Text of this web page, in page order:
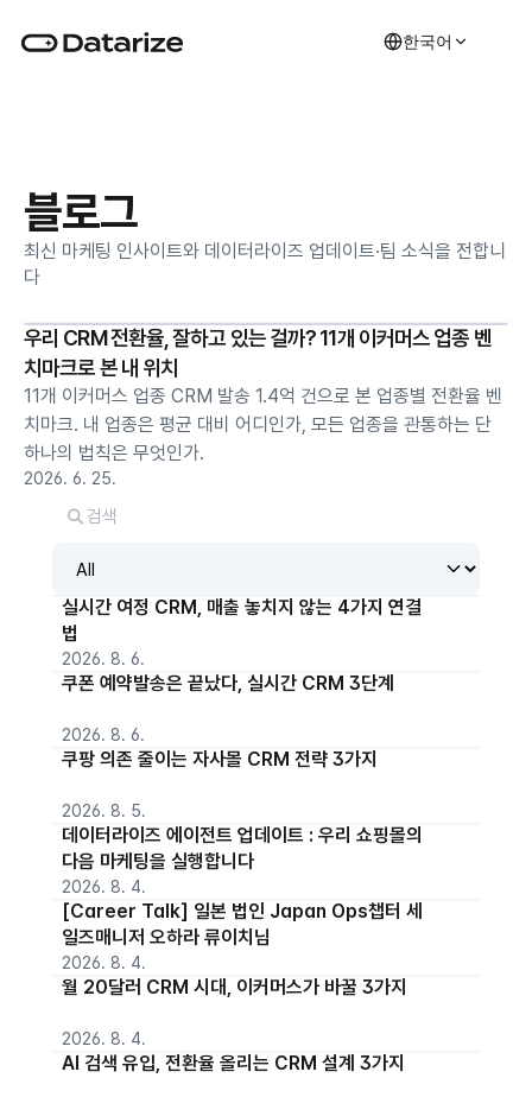
한국어
블로그
최신 마케팅 인사이트와 데이터라이즈 업데이트·팀 소식을 전합니
다
우리 CRM 전환율, 잘하고 있는 걸까? 11개 이커머스 업종 벤
치마크로 본 내 위치
11개 이커머스 업종 CRM 발송 1.4억 건으로 본 업종별 전환율 벤
치마크. 내 업종은 평균 대비 어디인가, 모든 업종을 관통하는 단
하나의 법칙은 무엇인가.
2026. 6. 25.
실시간 여정 CRM, 매출 놓치지 않는 4가지 연결
법
2026. 8. 6.
쿠폰 예약발송은 끝났다, 실시간 CRM 3단계
2026. 8. 6.
쿠팡 의존 줄이는 자사몰 CRM 전략 3가지
2026. 8. 5.
데이터라이즈 에이전트 업데이트 : 우리 쇼핑몰의
다음 마케팅을 실행합니다
2026. 8. 4.
[Career Talk] 일본 법인 Japan Ops챕터 세
일즈매니저 오하라 류이치님
2026. 8. 4.
월 20달러 CRM 시대, 이커머스가 바꿀 3가지
2026. 8. 4.
AI 검색 유입, 전환율 올리는 CRM 설계 3가지